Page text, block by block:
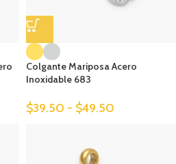
Colgante Mariposa Acero
Inoxidable 683
$39.50 - $49.50